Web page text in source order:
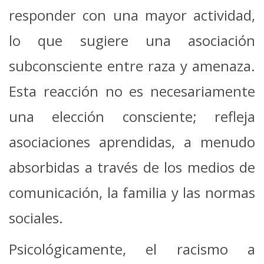
responder con una mayor actividad,
lo que sugiere una asociación
subconsciente entre raza y amenaza.
Esta reacción no es necesariamente
una elección consciente; refleja
asociaciones aprendidas, a menudo
absorbidas a través de los medios de
comunicación, la familia y las normas
sociales.
Psicológicamente, el racismo a